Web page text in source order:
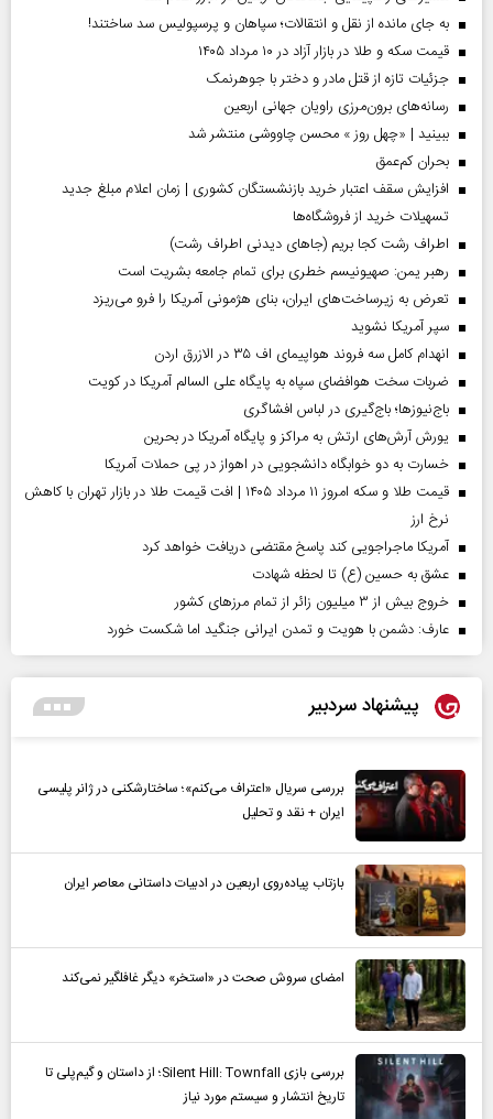
به جای مانده از نقل و انتقالات؛ سپاهان و پرسپولیس سد ساختند!
قیمت سکه و طلا در بازار آزاد در ۱۰ مرداد ۱۴۰۵
جزئیات تازه از قتل مادر و دختر با جوهرنمک
رسانه‌های برون‌مرزی راویان جهانی اربعین
ببینید | «چهل روز » محسن چاووشی منتشر شد
بحران کم‌عمق
افزایش سقف اعتبار خرید بازنشستگان کشوری | زمان اعلام مبلغ جدید
تسهیلات خرید از فروشگاه‌ها
اطراف رشت کجا بریم (جاهای دیدنی اطراف رشت)
رهبر یمن: صهیونیسم خطری برای تمام جامعه بشریت است
تعرض به زیرساخت‌های ایران، بنای هژمونی آمریکا را فرو می‌ریزد
سپر آمریکا نشوید
انهدام کامل سه فروند هواپیمای اف ۳۵ در الازرق اردن
ضربات سخت هوافضای سپاه به پایگاه علی السالم آمریکا در کویت
باج‌نیوزها؛ باج‌گیری در لباس افشاگری
یورش آرش‌های ارتش به مراکز و پایگاه‌ آمریکا در بحرین
خسارت به دو خوابگاه دانشجویی در اهواز در پی حملات آمریکا
قیمت طلا و سکه امروز ۱۱ مرداد ۱۴۰۵ | افت قیمت طلا در بازار تهران با کاهش
نرخ ارز
آمریکا ماجراجویی کند پاسخ مقتضی دریافت خواهد کرد
عشق به حسین (ع) تا لحظه شهادت
خروج بیش از ۳ میلیون زائر از تمام مرز‌های کشور
عارف: دشمن با هویت و تمدن ایرانی جنگید اما شکست خورد
پیشنهاد سردبیر
بررسی سریال «اعتراف می‌کنم»؛ ساختارشکنی در ژانر پلیسی
ایران + نقد و تحلیل
بازتاب پیاده‌روی اربعین در ادبیات داستانی معاصر ایران
امضای سروش صحت در «استخر» دیگر غافلگیر نمی‌کند
بررسی بازی Silent Hill: Townfall؛ از داستان و گیم‌پلی تا
تاریخ انتشار و سیستم مورد نیاز